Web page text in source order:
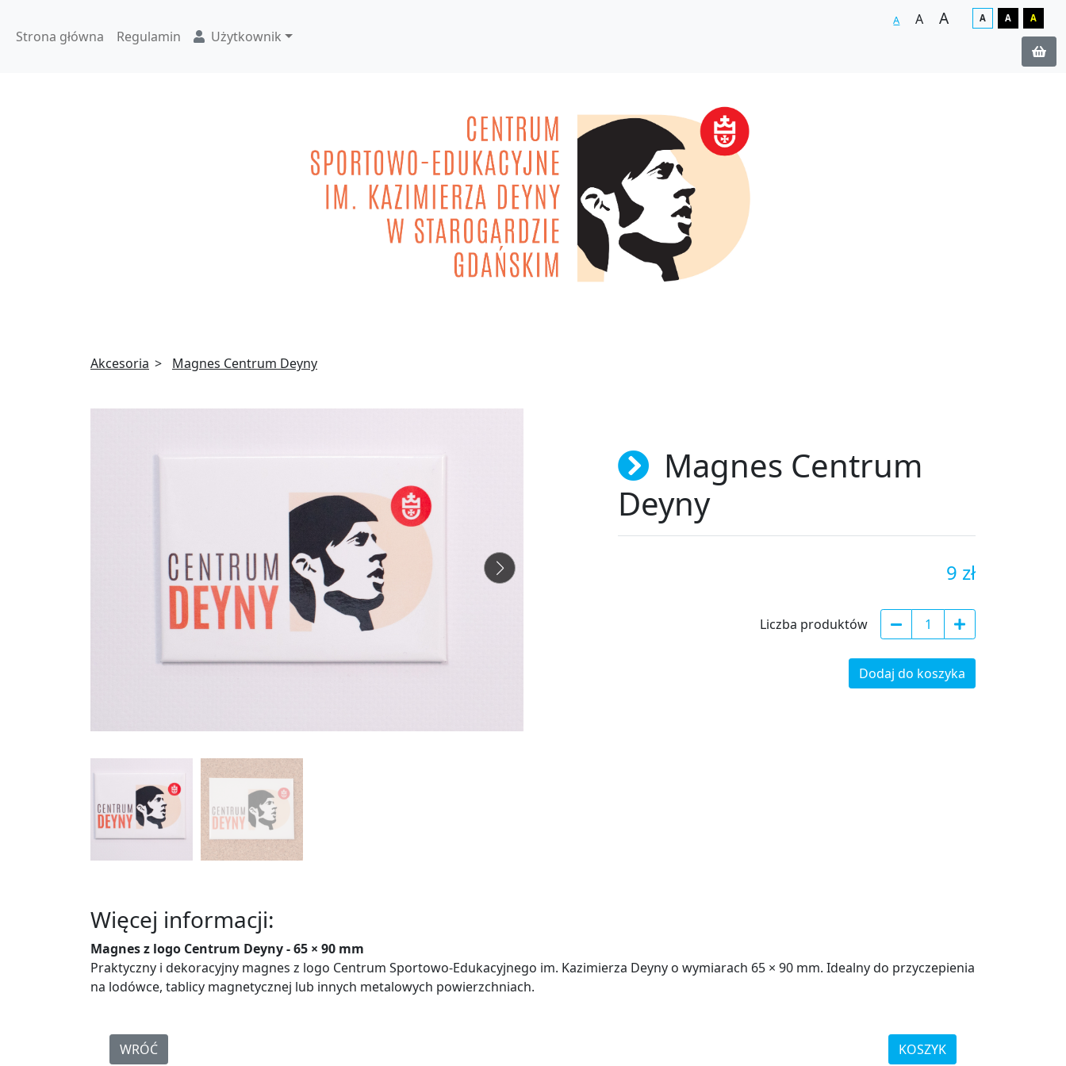
Strona główna Regulamin Użytkownik
A A A A A A
Akcesoria Magnes Centrum Deyny
Magnes Centrum
Deyny
9 zł
Liczba produktów
Dodaj do koszyka
Więcej informacji:
Magnes z logo Centrum Deyny - 65 × 90 mm
Praktyczny i dekoracyjny magnes z logo Centrum Sportowo-Edukacyjnego im. Kazimierza Deyny o wymiarach 65 × 90 mm. Idealny do przyczepienia
na lodówce, tablicy magnetycznej lub innych metalowych powierzchniach.
WRÓĆ KOSZYK